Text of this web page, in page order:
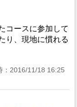
コースに参加して
り、現地に慣れる
：2016/11/18 16:25